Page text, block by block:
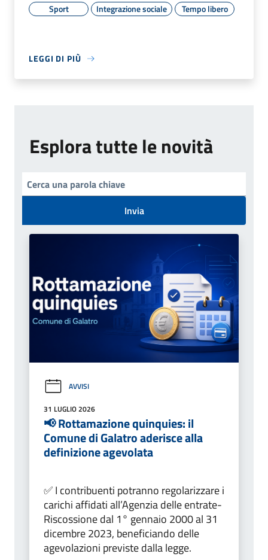
Sport Integrazione sociale Tempo libero
LEGGI DI PIÙ
Esplora tutte le novità
Invia
AVVISI
31 LUGLIO 2026
📢 Rottamazione quinquies: il
Comune di Galatro aderisce alla
definizione agevolata
✅ I contribuenti potranno regolarizzare i
carichi affidati all’Agenzia delle entrate-
Riscossione dal 1° gennaio 2000 al 31
dicembre 2023, beneficiando delle
agevolazioni previste dalla legge.